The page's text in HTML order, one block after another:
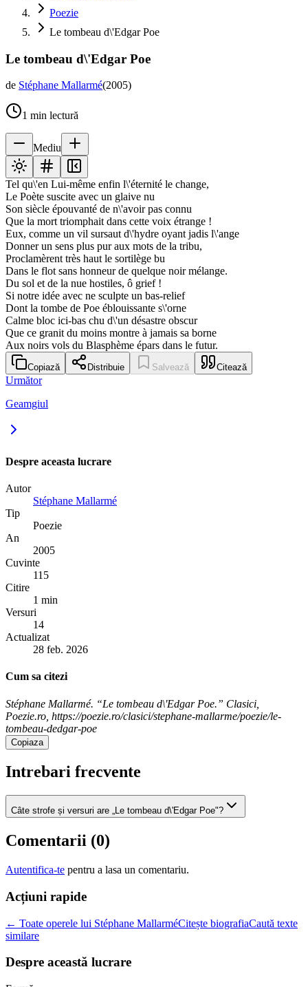
Poezie
Le tombeau d\'Edgar Poe
Le tombeau d\'Edgar Poe
de Stéphane Mallarmé(2005)
1 min lectură
Mediu
Tel qu\'en Lui-même enfin l\'éternité le change,
Le Poète suscite avec un glaive nu
Son siècle épouvanté de n\'avoir pas connu
Que la mort triomphait dans cette voix étrange !
Eux, comme un vil sursaut d\'hydre oyant jadis l\'ange
Donner un sens plus pur aux mots de la tribu,
Proclamèrent très haut le sortilège bu
Dans le flot sans honneur de quelque noir mélange.
Du sol et de la nue hostiles, ô grief !
Si notre idée avec ne sculpte un bas-relief
Dont la tombe de Poe éblouissante s\'orne
Calme bloc ici-bas chu d\'un désastre obscur
Que ce granit du moins montre à jamais sa borne
Aux noirs vols du Blasphème épars dans le futur.
Copiază Distribuie Salvează Citează
Următor
Geamgiul
Despre aceasta lucrare
Autor
Stéphane Mallarmé
Tip
Poezie
An
2005
Cuvinte
115
Citire
1 min
Versuri
14
Actualizat
28 feb. 2026
Cum sa citezi
Stéphane Mallarmé. “Le tombeau d\'Edgar Poe.” Clasici,
Poezie.ro, https://poezie.ro/clasici/stephane-mallarme/poezie/le-
tombeau-dedgar-poe
Copiaza
Intrebari frecvente
Câte strofe și versuri are „Le tombeau d\'Edgar Poe"?
Comentarii (0)
Autentifica-te pentru a lasa un comentariu.
Acțiuni rapide
← Toate operele lui Stéphane MallarméCitește biografiaCaută texte
similare
Despre această lucrare